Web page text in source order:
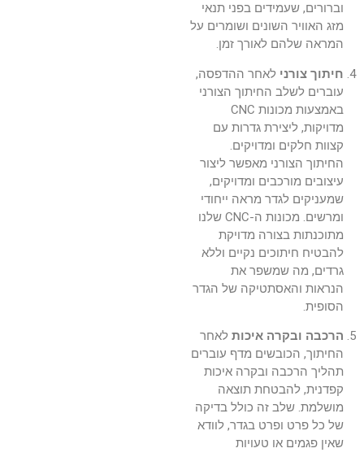
וברורים, שעמידים בפני תנאי
מזג האוויר השונים ושומרים על
המראה שלהם לאורך זמן.
חיתוך צורני לאחר ההדפסה,
עוברים לשלב החיתוך הצורני
באמצעות מכונות CNC
מדויקות, ליצירת גדרות עם
קצוות חלקים ומדויקים.
החיתוך הצורני מאפשר ליצור
עיצובים מורכבים ומדויקים,
שמעניקים לגדר מראה ייחודי
ומרשים. מכונות ה-CNC שלנו
מתוכנתות בצורה מדויקת
להבטיח חיתוכים נקיים וללא
גרדים, מה שמשפר את
הנראות והאסתטיקה של הגדר
הסופית.
הרכבה ובקרה איכות לאחר
החיתוך, הכובשים מדף עוברים
תהליך הרכבה ובקרה איכות
קפדנית, להבטחת תוצאה
מושלמת. שלב זה כולל בדיקה
של כל פרט ופרט בגדר, לוודא
שאין פגמים או טעויות